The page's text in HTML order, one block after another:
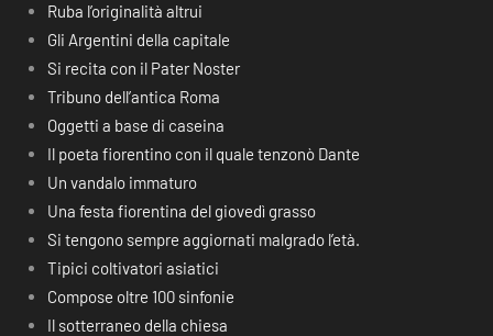
Ruba l’originalità altrui
Gli Argentini della capitale
Si recita con il Pater Noster
Tribuno dell’antica Roma
Oggetti a base di caseina
Il poeta fiorentino con il quale tenzonò Dante
Un vandalo immaturo
Una festa fiorentina del giovedì grasso
Si tengono sempre aggiornati malgrado l’età.
Tipici coltivatori asiatici
Compose oltre 100 sinfonie
Il sotterraneo della chiesa